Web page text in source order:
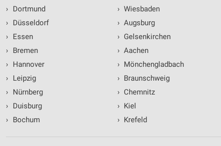
›
Dortmund
›
Düsseldorf
›
Essen
›
Bremen
›
Hannover
›
Leipzig
›
Nürnberg
›
Duisburg
›
Bochum
› Wiesbaden
› Augsburg
› Gelsenkirchen
› Aachen
› Mönchengladbach
› Braunschweig
› Chemnitz
› Kiel
› Krefeld